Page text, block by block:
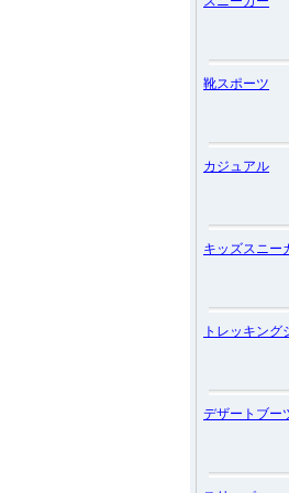
靴スポーツ
カジュアル
キッズスニー
トレッキング
デザートブー